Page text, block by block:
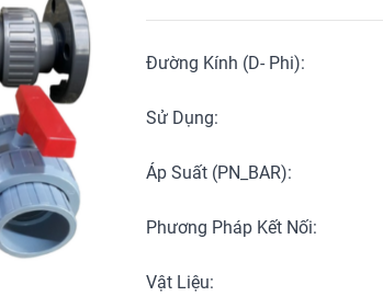
Đường Kính (D- Phi):
Sử Dụng:
Áp Suất (PN_BAR):
Phương Pháp Kết Nối:
Vật Liệu: